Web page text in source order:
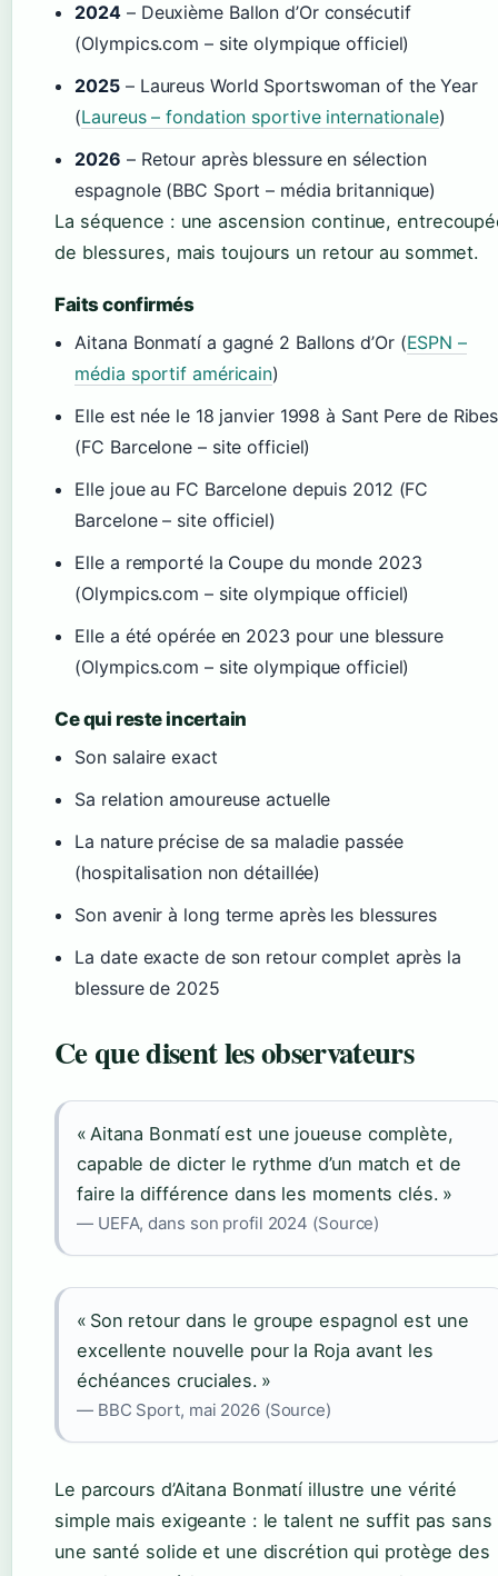
2024 – Deuxième Ballon d’Or consécutif
(Olympics.com – site olympique officiel)
2025 – Laureus World Sportswoman of the Year
(Laureus – fondation sportive internationale)
2026 – Retour après blessure en sélection
espagnole (BBC Sport – média britannique)
La séquence : une ascension continue,
de blessures, mais toujours un retour au sommet.
Faits confirmés
Aitana Bonmatí a gagné 2 Ballons d’Or (ESPN –
média sportif américain)
Elle est née le 18 janvier 1998 à Sant Pere de Ribes
(FC Barcelone – site officiel)
Elle joue au FC Barcelone depuis 2012 (FC
Barcelone – site officiel)
Elle a remporté la Coupe du monde 2023
(Olympics.com – site olympique officiel)
Elle a été opérée en 2023 pour une blessure
(Olympics.com – site olympique officiel)
Ce qui reste incertain
Son salaire exact
Sa relation amoureuse actuelle
La nature précise de sa maladie passée
(hospitalisation non détaillée)
Son avenir à long terme après les blessures
La date exacte de son retour complet après la
blessure de 2025
Ce que disent les observateurs
« Aitana Bonmatí est une joueuse complète,
capable de dicter le rythme d’un match et de
faire la différence dans les moments clés. »
— UEFA, dans son profil 2024 (Source)
« Son retour dans le groupe espagnol est une
excellente nouvelle pour la Roja avant les
échéances cruciales. »
— BBC Sport, mai 2026 (Source)
Le parcours d’Aitana Bonmatí illustre une vérité
simple mais exigeante : le talent ne suffit pas sans
une santé solide et une discrétion qui protège des